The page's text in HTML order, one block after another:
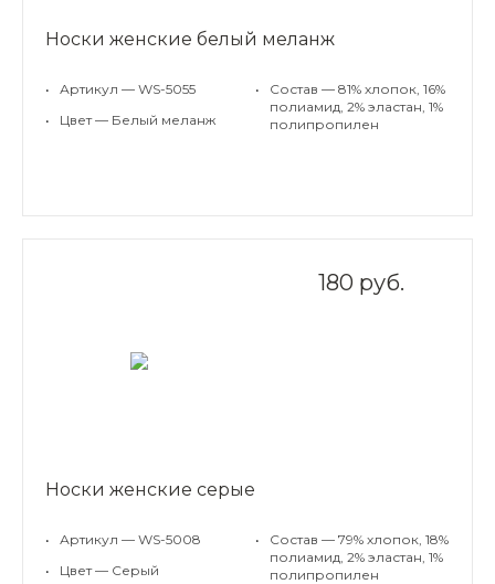
Носки женские белый меланж
•
Артикул — WS-5055
•
Цвет — Белый меланж
•
Состав — 81% хлопок, 16%
полиамид, 2% эластан, 1%
полипропилен
180 руб.
Носки женские серые
•
Артикул — WS-5008
•
Цвет — Серый
•
Состав — 79% хлопок, 18%
полиамид, 2% эластан, 1%
полипропилен